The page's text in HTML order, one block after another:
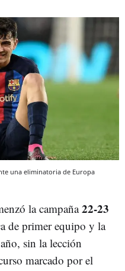
una eliminatoria de Europa
la campaña22-23
de primer equipo y la
sin la lección
marcado por el